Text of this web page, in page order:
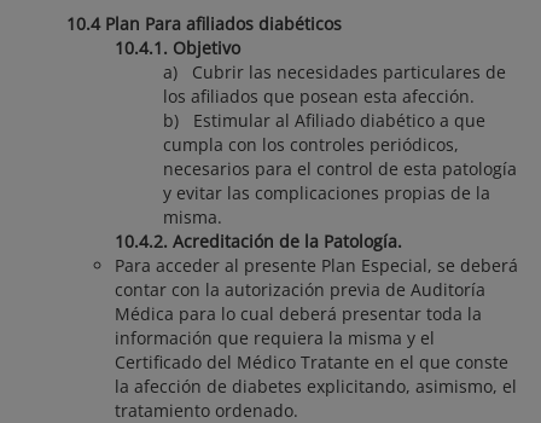
10.4 Plan Para afiliados diabéticos
10.4.1. Objetivo
a) Cubrir las necesidades particulares de
los afiliados que posean esta afección.
b) Estimular al Afiliado diabético a que
cumpla con los controles periódicos,
necesarios para el control de esta patología
y evitar las complicaciones propias de la
misma.
10.4.2. Acreditación de la Patología.
Para acceder al presente Plan Especial, se deberá
contar con la autorización previa de Auditoría
Médica para lo cual deberá presentar toda la
información que requiera la misma y el
Certificado del Médico Tratante en el que conste
la afección de diabetes explicitando, asimismo, el
tratamiento ordenado.